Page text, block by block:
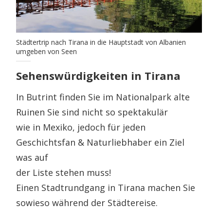
Städtertrip nach Tirana in die Hauptstadt von Albanien
umgeben von Seen
Sehenswürdigkeiten in Tirana
In Butrint finden Sie im Nationalpark alte
Ruinen Sie sind nicht so spektakulär
wie in Mexiko, jedoch für jeden
Geschichtsfan & Naturliebhaber ein Ziel
was auf
der Liste stehen muss!
Einen Stadtrundgang in Tirana machen Sie
sowieso während der Städtereise.